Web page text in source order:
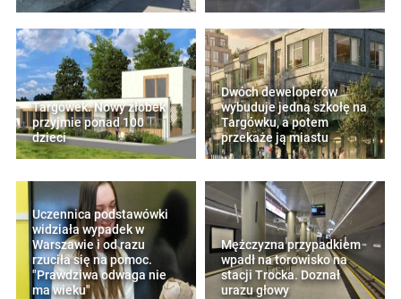
Targówek. Nowy żłobek
przyjmie ponad 100
dzieci
Dwóch deweloperów
wybuduje jedną szkołę na
Targówku, a potem
przekaże ją miastu
Uczennica podstawówki
widziała wypadek w
Warszawie i od razu
rzuciła się na pomoc.
"Prawdziwa odwaga nie
ma wieku"
Mężczyzna przypadkiem
wpadł na torowisko na
stacji Trocka. Doznał
urazu głowy